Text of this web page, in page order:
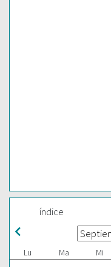
índice
Lu Ma Mi